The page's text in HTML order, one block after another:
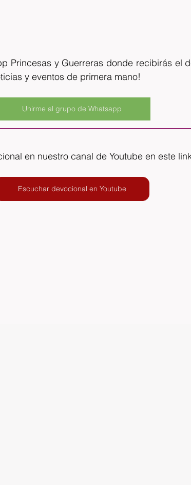
Princesas y Guerreras donde recibirás el
y eventos de primera mano!
Unirme al grupo de Whatsapp
en nuestro canal de Youtube en este
Escuchar devocional en Youtube